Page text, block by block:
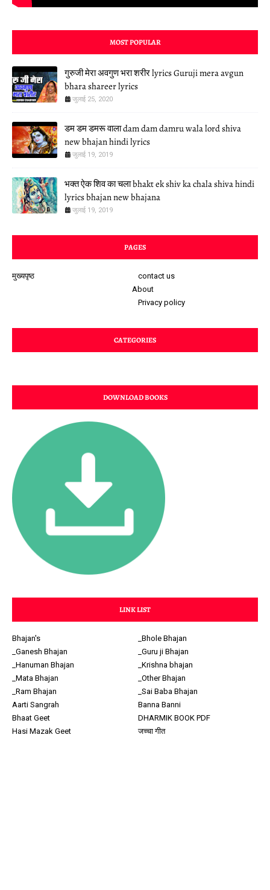
MOST POPULAR
गुरुजी मेरा अवगुण भरा शरीर lyrics Guruji mera avgun
bhara shareer lyrics
जुलाई 25, 2020
डम डम डमरू वाला dam dam damru wala lord shiva
new bhajan hindi lyrics
जुलाई 19, 2019
भक्त ऐक शिव का चला bhakt ek shiv ka chala shiva hindi
lyrics bhajan new bhajana
जुलाई 19, 2019
PAGES
मुख्यपृष्ठ
contact us
About
Privacy policy
CATEGORIES
DOWNLOAD BOOKS
LINK LIST
Bhajan's
_Bhole Bhajan
_Ganesh Bhajan
_Guru ji Bhajan
_Hanuman Bhajan
_Krishna bhajan
_Mata Bhajan
_Other Bhajan
_Ram Bhajan
_Sai Baba Bhajan
Aarti Sangrah
Banna Banni
Bhaat Geet
DHARMIK BOOK PDF
Hasi Mazak Geet
जच्चा गीत